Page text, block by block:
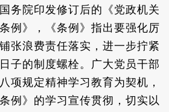
务院印发修订后的《党政机关
例》，《条例》指出要强化厉
张浪费责任落实，进一步拧紧
子的制度螺栓。广大党员干部
项规定精神学习教育为契机，
例》的学习宣传贯彻，切实以